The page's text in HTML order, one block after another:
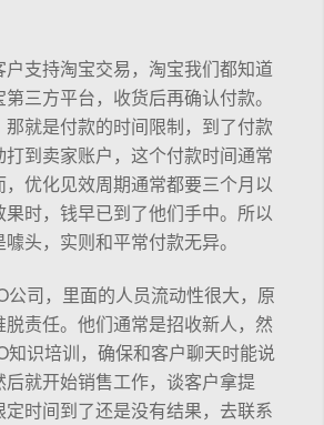
支持淘宝交易，淘宝我们都知道
三方平台，收货后再确认付款。
就是付款的时间限制，到了付款
到卖家账户，这个付款时间通常
，优化见效周期通常都要三个月以
时，钱早已到了他们手中。所以
头，实则和平常付款无异。
公司，里面的人员流动性很大，原
责任。他们通常是招收新人，然
知识培训，确保和客户聊天时能说
就开始销售工作，谈客户拿提
时间到了还是没有结果，去联系